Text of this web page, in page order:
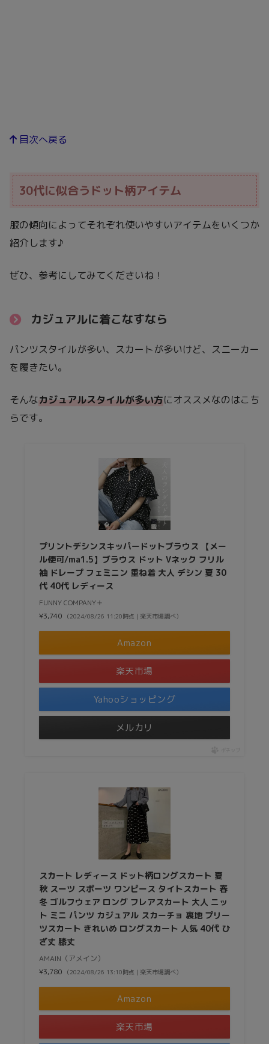
目次へ戻る
30代に似合うドット柄アイテム
服の傾向によってそれぞれ使いやすいアイテムをいくつか
紹介します♪
ぜひ、参考にしてみてくださいね！
カジュアルに着こなすなら
パンツスタイルが多い、スカートが多いけど、スニーカー
を履きたい。
そんなカジュアルスタイルが多い方にオススメなのはこち
らです。
プリントデシンスキッパードットブラウス 【メー
ル便可/ma1.5】ブラウス ドット Vネック フリル
袖 ドレープ フェミニン 重ね着 大人 デシン 夏 30
代 40代 レディース
FUNNY COMPANY＋
¥3,740
（2024/08/26 11:20時点 | 楽天市場調べ）
Amazon
楽天市場
Yahooショッピング
メルカリ
スカート レディース ドット柄ロングスカート 夏
秋 スーツ スポーツ ワンピース タイトスカート 春
冬 ゴルフウェア ロング フレアスカート 大人 ニッ
ト ミニ パンツ カジュアル スカーチョ 裏地 プリー
ツスカート きれいめ ロングスカート 人気 40代 ひ
ざ丈 膝丈
AMAIN（アメイン）
¥3,780
（2024/08/26 13:10時点 | 楽天市場調べ）
Amazon
楽天市場